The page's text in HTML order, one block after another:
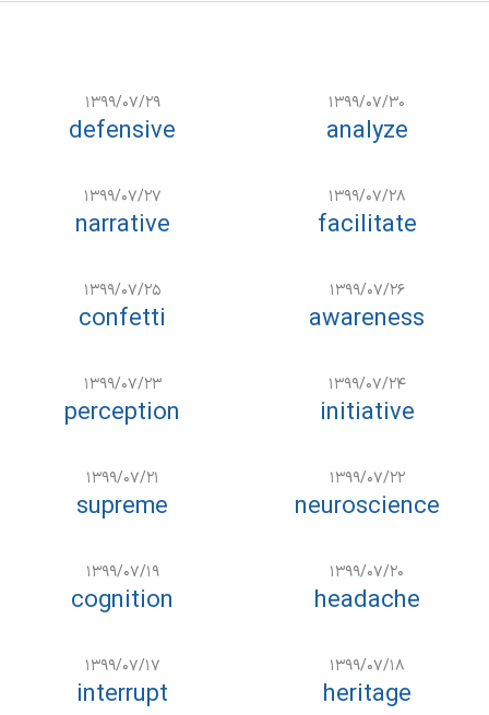
۱۳۹۹/۰۷/۳۰
analyze
۱۳۹۹/۰۷/۲۹
defensive
۱۳۹۹/۰۷/۲۸
facilitate
۱۳۹۹/۰۷/۲۷
narrative
۱۳۹۹/۰۷/۲۶
awareness
۱۳۹۹/۰۷/۲۵
confetti
۱۳۹۹/۰۷/۲۴
initiative
۱۳۹۹/۰۷/۲۳
perception
۱۳۹۹/۰۷/۲۲
neuroscience
۱۳۹۹/۰۷/۲۱
supreme
۱۳۹۹/۰۷/۲۰
headache
۱۳۹۹/۰۷/۱۹
cognition
۱۳۹۹/۰۷/۱۸
heritage
۱۳۹۹/۰۷/۱۷
interrupt